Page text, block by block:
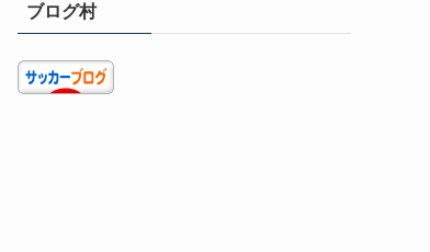
ーブログ村